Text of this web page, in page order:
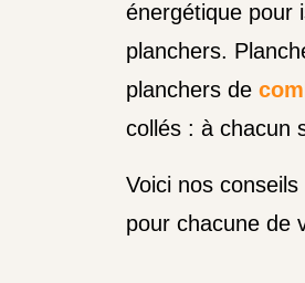
énergétique pour
planchers.
planchers de
collés : à chacun
Voici nos
pour chacune de